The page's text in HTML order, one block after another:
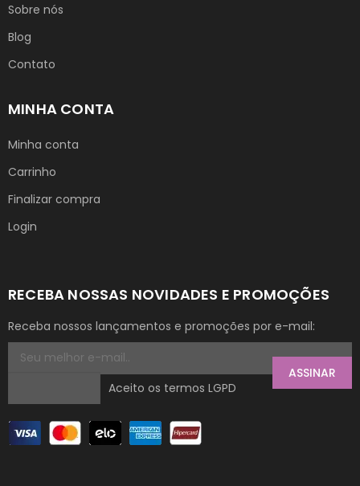
Sobre nós
Blog
Contato
MINHA CONTA
Minha conta
Carrinho
Finalizar compra
Login
RECEBA NOSSAS NOVIDADES E PROMOÇÕES
Receba nossos lançamentos e promoções por e-mail:
ASSINAR
Aceito os termos LGPD